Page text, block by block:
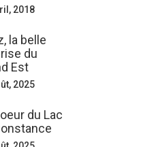
2018
la belle
du
Est
2025
du Lac